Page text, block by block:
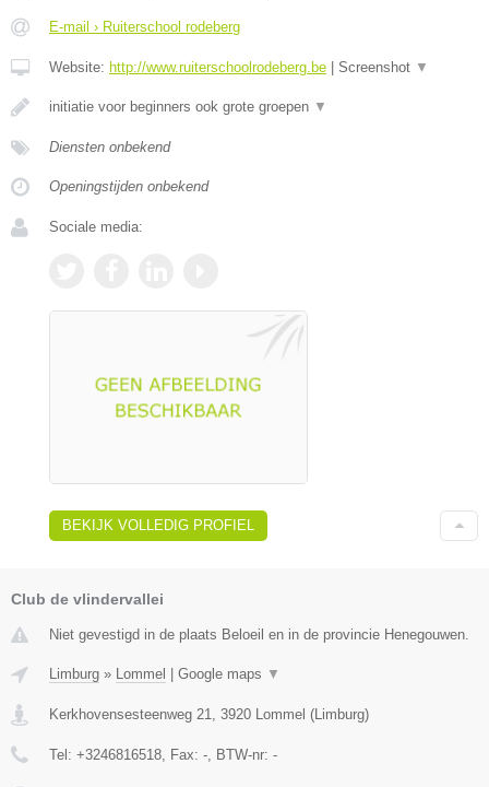
E-mail › Ruiterschool rodeberg
Website: http://www.ruiterschoolrodeberg.be Screenshot ▼
initiatie voor beginners ook grote groepen ▼
Diensten onbekend
Openingstijden onbekend
Sociale media:
BEKIJK VOLLEDIG PROFIEL
Club de vlindervallei
Niet gevestigd in de plaats Beloeil en in de provincie Henegouwen.
Limburg » Lommel | Google maps ▼
Kerkhovensesteenweg 21 3920 Lommel (Limburg)
Tel: +3246816518 , Fax: - , BTW-nr: -